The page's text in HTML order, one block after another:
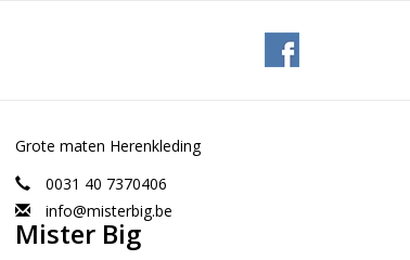
Grote maten Herenkleding
0031 40 7370406
info@misterbig.be
Mister Big